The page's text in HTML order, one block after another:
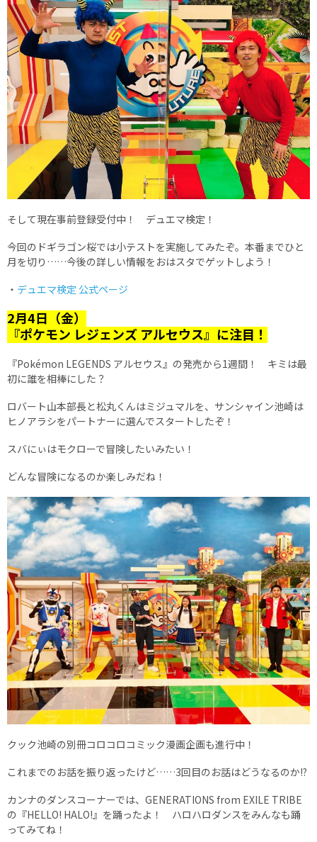
そして現在事前登録受付中！ デュエマ検定！
今回のドギラゴン桜では小テストを実施してみたぞ。本番までひと
月を切り……今後の詳しい情報をおはスタでゲットしよう！
・ デュエマ検定 公式ページ
2月4日（金）
『ポケモン レジェンズ アルセウス』に注目！
『Pokémon LEGENDS アルセウス』の発売から1週間！ キミは最
初に誰を相棒にした？
ロバート山本部長と松丸くんはミジュマルを、サンシャイン池崎は
ヒノアラシをパートナーに選んでスタートしたぞ！
スバにぃはモクローで冒険したいみたい！
どんな冒険になるのか楽しみだね！
クック池崎の別冊コロコロコミック漫画企画も進行中！
これまでのお話を振り返ったけど……3回目のお話はどうなるのか!?
カンナのダンスコーナーでは、GENERATIONS from EXILE TRIBE
の『HELLO! HALO!』を踊ったよ！ ハロハロダンスをみんなも踊
ってみてね！